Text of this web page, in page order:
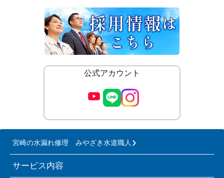
公式アカウント
宮崎の水漏れ修理 みやざき水道職人
サービス内容